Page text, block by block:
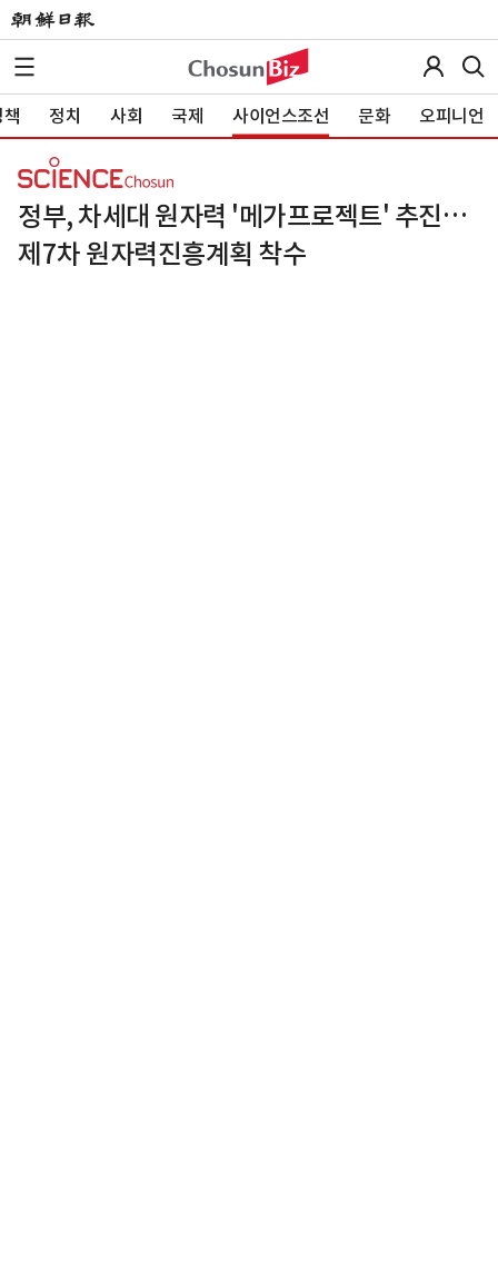
정치 사회 국제 사이언스조선 문화 오피니언
정부, 차세대 원자력 '메가프로젝트' 추진…
제7차 원자력진흥계획 착수